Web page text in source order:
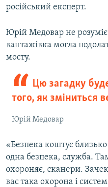
російський експерт.
Юрій Медовар не
вантажівка могла
мосту.
Цю загадку
того, як зміниться
Юрій Медовар
«Безпека коштує
одна безпека, служба.
охороняє, сканери.
вас така охорона і